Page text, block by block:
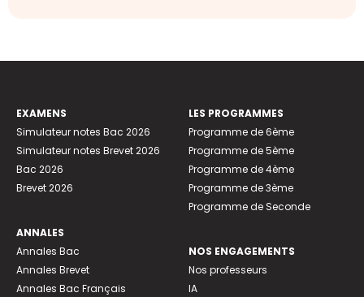
EXAMENS
Simulateur notes Bac 2026
Simulateur notes Brevet 2026
Bac 2026
Brevet 2026
ANNALES
Annales Bac
Annales Brevet
Annales Bac Français
LES PROGRAMMES
Programme de 6ème
Programme de 5ème
Programme de 4ème
Programme de 3ème
Programme de Seconde
NOS ENGAGEMENTS
Nos professeurs
IA